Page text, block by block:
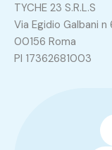
TYCHE 23 S.R.L.S
Via Egidio Galbani n
00156 Roma
PI 17362681003